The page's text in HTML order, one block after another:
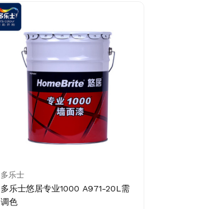
多乐士
多乐士悠居专业1000 A971-20L需
调色